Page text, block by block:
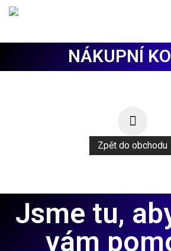
NÁKUPNÍ
Zpět do obchodu
Jsme tu,
vám